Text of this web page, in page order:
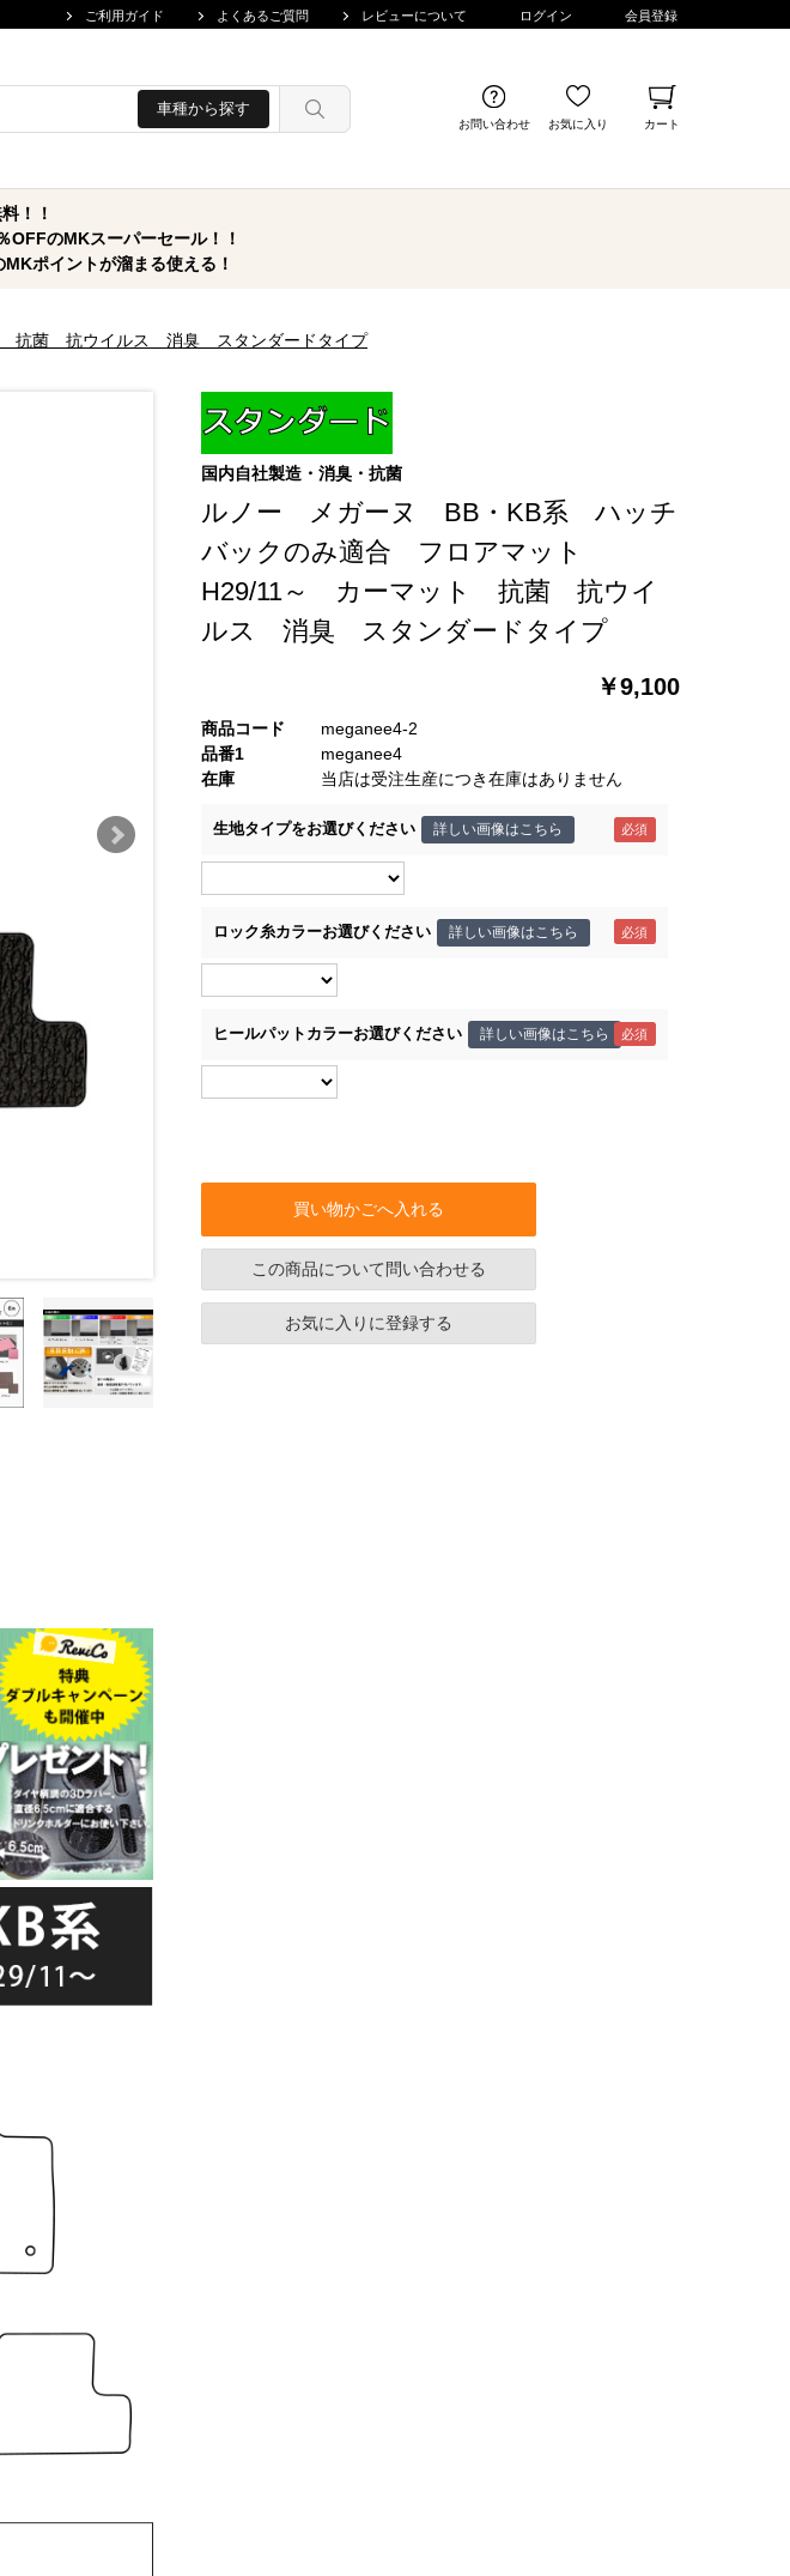
ご利用ガイド よくあるご質問 レビューについて ログイン 会員登録
車種から探す
お問い合わせ お気に入り カート
！！
のMKスーパーセール！！
ポイントが溜まる使える！
抗菌 抗ウイルス 消臭 スタンダードタイプ
国内自社製造・消臭・抗菌
ルノー メガーヌ BB・KB系 ハッチ
バックのみ適合 フロアマット
H29/11～ カーマット 抗菌 抗ウイ
ルス 消臭 スタンダードタイプ
￥9,100
商品コード
meganee4-2
品番1
meganee4
在庫
当店は受注生産につき在庫はありません
生地タイプをお選びください 詳しい画像はこちら
ロック糸カラーお選びください 詳しい画像はこちら
ヒールパットカラーお選びください 詳しい画像はこちら
買い物かごへ入れる
この商品について問い合わせる
お気に入りに登録する